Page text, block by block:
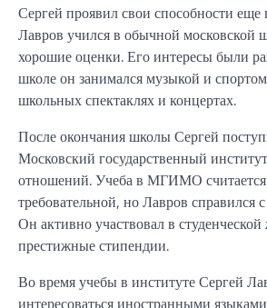
Сергей проявил свои способности еще
Лавров учился в обычной московской
хорошие оценки. Его интересы были
школе он занимался музыкой и
школьных спектаклях и концертах.
После окончания школы Сергей
Московский государственный
отношений. Учеба в МГИМО
требовательной, но Лавров справился
Он активно участвовал в
престижные стипендии.
Во время учебы в институте Сергей
интересоваться иностранными